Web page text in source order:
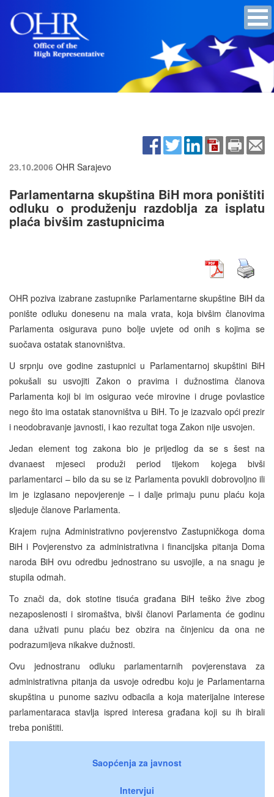
23.10.2006 OHR Sarajevo
Parlamentarna skupština BiH mora poništiti
odluku o produženju razdoblja za isplatu
plaća bivšim zastupnicima
OHR poziva izabrane zastupnike Parlamentarne skupštine BiH da
ponište odluku donesenu na mala vrata, koja bivšim članovima
Parlamenta osigurava puno bolje uvjete od onih s kojima se
suočava ostatak stanovništva.
U srpnju ove godine zastupnici u Parlamentarnoj skupštini BiH
pokušali su usvojiti Zakon o pravima i dužnostima članova
Parlamenta koji bi im osigurao veće mirovine i druge povlastice
nego što ima ostatak stanovništva u BiH. To je izazvalo opći prezir
i neodobravanje javnosti, i kao rezultat toga Zakon nije usvojen.
Jedan element tog zakona bio je prijedlog da se s šest na
dvanaest mjeseci produži period tijekom kojega bivši
parlamentarci – bilo da su se iz Parlamenta povukli dobrovoljno ili
im je izglasano nepovjerenje – i dalje primaju punu plaću koja
sljeduje članove Parlamenta.
Krajem rujna Administrativno povjerenstvo Zastupničkoga doma
BiH i Povjerenstvo za administrativna i financijska pitanja Doma
naroda BiH ovu odredbu jednostrano su usvojile, a na snagu je
stupila odmah.
To znači da, dok stotine tisuća građana BiH teško žive zbog
nezaposlenosti i siromaštva, bivši članovi Parlamenta će godinu
dana uživati punu plaću bez obzira na činjenicu da ona ne
podrazumijeva nikakve dužnosti.
Ovu jednostranu odluku parlamentarnih povjerenstava za
administrativna pitanja da usvoje odredbu koju je Parlamentarna
skupština u punome sazivu odbacila a koja materijalne interese
parlamentaraca stavlja ispred interesa građana koji su ih birali
treba poništiti.
Saopćenja za javnost
Intervjui